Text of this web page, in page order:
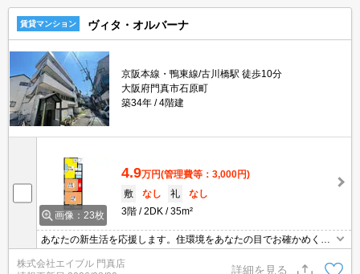
賃貸マンション ヴィタ・オルバーナ
京阪本線・鴨東線/古川橋駅 徒歩10分
大阪府門真市石原町
築34年
4階建
画像：23枚
4.9万円(管理費等：3,000円)
敷
なし 礼
なし
3階
2DK 35m²
あなたの新生活を応援します。住環境をあなたの目でお確かめくだ
さい。
株式会社エイブル 門真店
詳細を見る